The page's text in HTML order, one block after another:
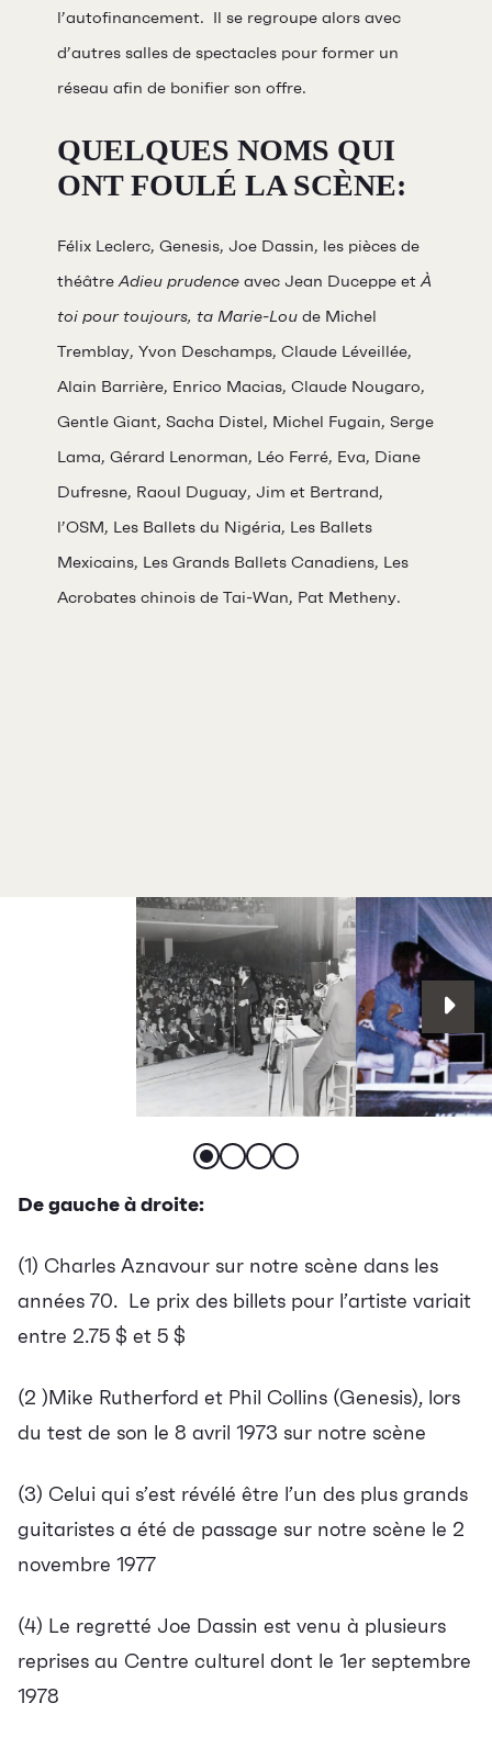
La FameUSe
Salles
espaces
Billetterie
Stationnement
L’équipe
commandites
À propos
l’autofinancement. Il se regroupe alors avec
d’autres salles de spectacles pour former un
réseau afin de bonifier son offre.
QUELQUES NOMS QUI
ONT FOULÉ LA SCÈNE:
Félix Leclerc, Genesis, Joe Dassin, les pièces de
théâtreAdieu prudence avec Jean Duceppe etÀ
toi pour toujours, ta Marie-Lou de Michel
Tremblay, Yvon Deschamps, Claude Léveillée,
Alain Barrière, Enrico Macias, Claude Nougaro,
Gentle Giant, Sacha Distel, Michel Fugain, Serge
Lama, Gérard Lenorman, Léo Ferré, Eva, Diane
Dufresne, Raoul Duguay, Jim et Bertrand,
l’OSM, Les Ballets du Nigéria, Les Ballets
Mexicains, Les Grands Ballets Canadiens, Les
Acrobates chinois de Tai-Wan, Pat Metheny.
De gauche à droite:
(1) Charles Aznavour sur notre scène dans les
années 70. Le prix des billets pour l’artiste variait
entre 2.75 $ et 5 $
(2 )Mike Rutherford et Phil Collins (Genesis), lors
du test de son le 8 avril 1973 sur notre scène
(3) Celui qui s’est révélé être l’un des plus grands
guitaristes a été de passage sur notre scène le 2
novembre 1977
(4) Le regretté Joe Dassin est venu à plusieurs
reprises au Centre culturel dont le 1er septembre
1978